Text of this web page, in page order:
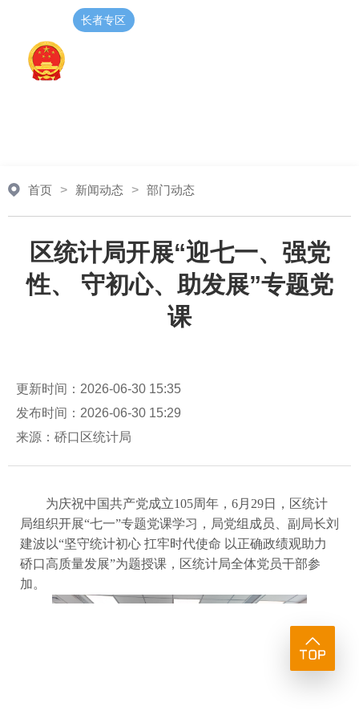
长者专区
首页 > 新闻动态 > 部门动态
区统计局开展“迎七一、强党
性、 守初心、助发展”专题党
课
更新时间：2026-06-30 15:35
发布时间：2026-06-30 15:29
来源：硚口区统计局
为庆祝中国共产党成立105周年，6月29日，区统计
局组织开展“七一”专题党课学习，局党组 成员 副 局长刘
建波以“坚守统计初心 扛牢时代使命 以正确政绩观助力
硚口高质量发展”为题授课， 区统计局全体党员干部参
加。